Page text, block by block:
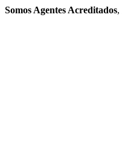
Somos Agentes Acreditados,